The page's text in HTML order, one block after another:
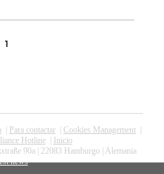
1
Para contactar Cookies Management
Hotline|
Inicio
90a | 22083 Hamburgo | Alemania
news